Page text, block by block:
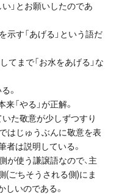
」とお願いしたのであ
示す「あげる」という語だ
てまで「お水をあげる」な
。
「やる」が正解。
た敬意が少しずつすり
はじゅうぶんに敬意を表
者は説明している。
が使う謙譲語なので、主
(ごちそうされる側)にま
いのである。